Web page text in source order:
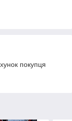
покупця